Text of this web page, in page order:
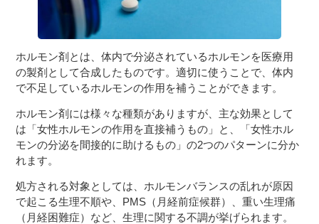
ホルモン剤とは、体内で分泌されているホルモンを医療用
の製剤として合成したものです。適切に使うことで、体内
で不足しているホルモンの作用を補うことができます。
ホルモン剤には様々な種類がありますが、主な効果として
は「女性ホルモンの作用を直接補うもの」と、「女性ホル
モンの分泌を間接的に助けるもの」の2つのパターンに分か
れます。
処方される対象としては、ホルモンバランスの乱れが原因
で起こる生理不順や、PMS（月経前症候群）、重い生理痛
（月経困難症）など、生理に関する不調が挙げられます。